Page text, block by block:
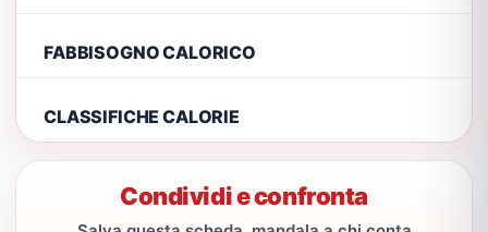
FABBISOGNO CALORICO
CLASSIFICHE CALORIE
Condividi e confronta